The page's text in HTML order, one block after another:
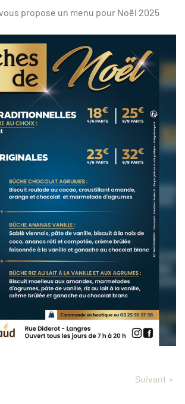
propose un menu pour Noël 2025
Suivant »